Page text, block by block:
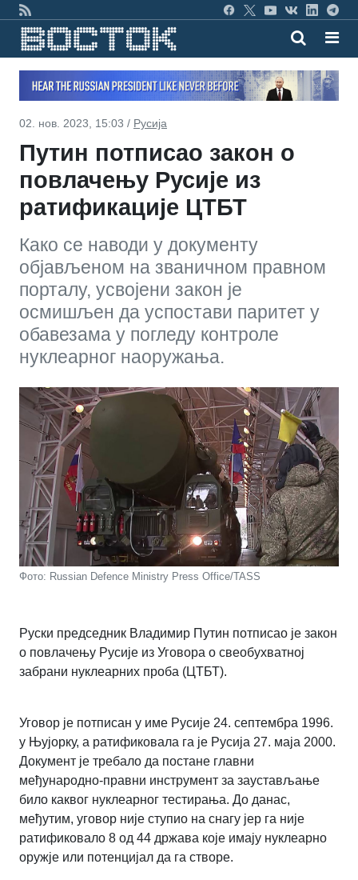
02. нов. 2023, 15:03 / Русија
Путин потписао закон о
повлачењу Русије из
ратификације ЦТБТ
Како се наводи у документу
објављеном на званичном правном
порталу, усвојени закон је
осмишљен да успостави паритет у
обавезама у погледу контроле
нуклеарног наоружања.
Фото: Russian Defence Ministry Press Office/TASS
Руски председник Владимир Путин потписао је закон
о повлачењу Русије из Уговора о свеобухватној
забрани нуклеарних проба (ЦТБТ).
Уговор је потписан у име Русије 24. септембра 1996.
у Њујорку, а ратификовала га је Русија 27. маја 2000.
Документ је требало да постане главни
међународно-правни инструмент за заустављање
било каквог нуклеарног тестирања. До данас,
међутим, уговор није ступио на снагу јер га није
ратификовало 8 од 44 држава које имају нуклеарно
оружје или потенцијал да га створе.